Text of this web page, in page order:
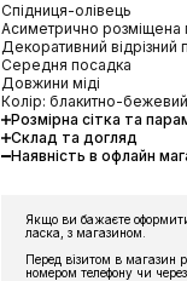
Спідниця-олівець
Асиметрично розміщена
Декоративний відрізний
Середня посадка
Довжини міді
Колір: блакитно-бежевий
Розмірна сітка та
Склад та догляд
Наявність в офлайн
Якщо ви бажаєте
ласка, з магазином.
Перед візитом в магазин
номером телефону чи